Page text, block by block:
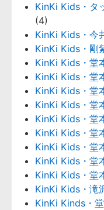
KinKi Kids・タ
(4)
KinKi Kids・今
KinKi Kids・剛
KinKi Kids・堂
KinKi Kids・堂
KinKi Kids・堂
KinKi Kids・堂
KinKi Kids・堂
KinKi Kids・堂
KinKi Kids・堂
KinKi Kids・堂
KinKi Kids・堂
KinKi Kids・滝
KinKi Kinds・